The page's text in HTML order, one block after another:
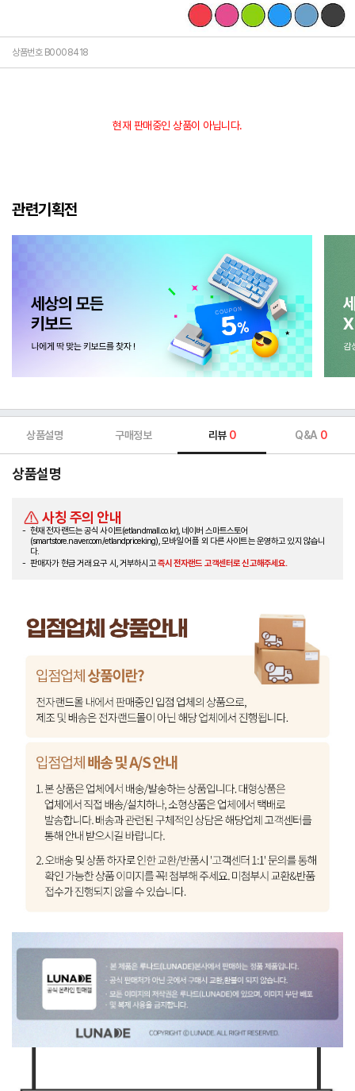
상품번호 B0008418
현재 판매중인 상품이 아닙니다.
관련기획전
상품설명 구매정보 리뷰 0 Q&A 0
상품설명
사칭 주의 안내
현재 전자랜드는 공식 사이트(etlandmall.co.kr), 네이버 스마트스토어
(smartstore.naver.com/etlandpriceking), 모바일 어플 외 다른 사이트는 운영하고 있지 않습니
다.
판매자가 현금 거래 요구 시, 거부하시고즉시 전자랜드 고객센터로 신고해주세요.